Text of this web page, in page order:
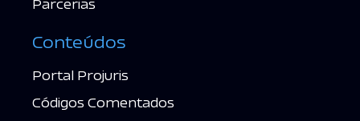
Parcerias
Conteúdos
Portal Projuris
Códigos Comentados